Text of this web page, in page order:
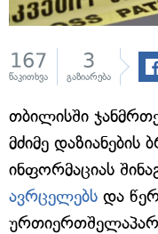
167
წაკითხვა
3
გაზიარება
თბილისში
მძიმე
ინფორმაციას
ავრცელებს და